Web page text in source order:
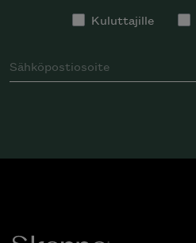
Kuluttajille